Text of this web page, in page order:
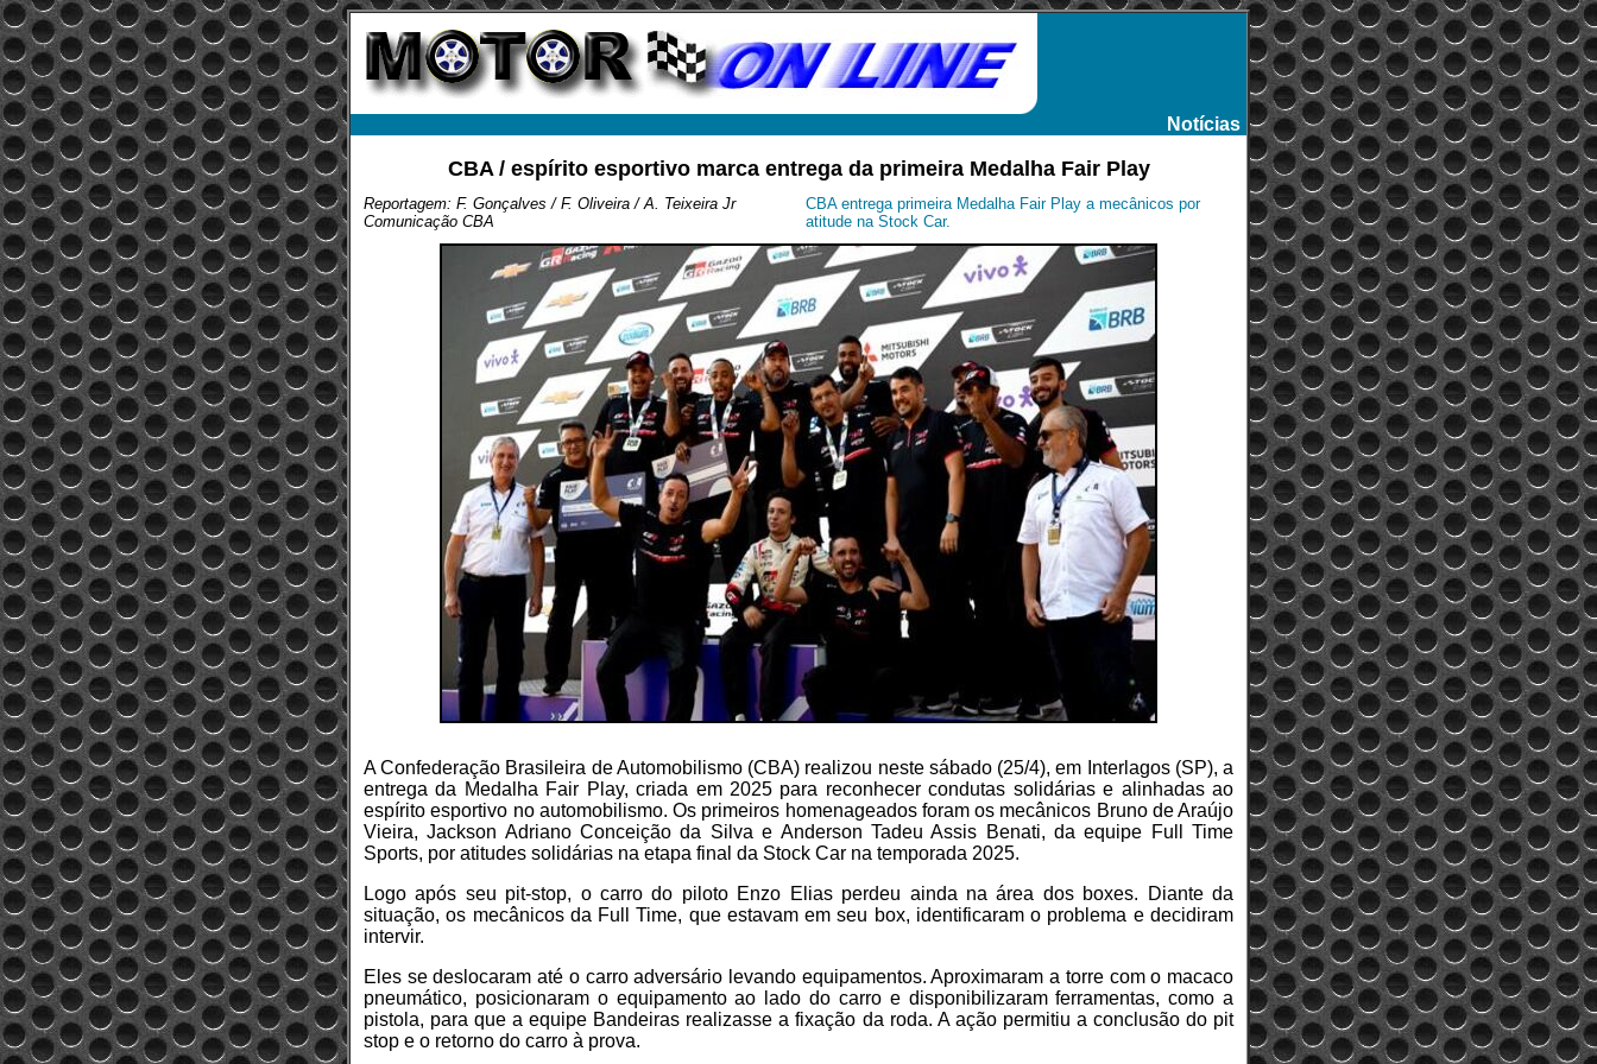
Notícias
CBA / espírito esportivo marca entrega da primeira Medalha Fair Play
Reportagem: F. Gonçalves / F. Oliveira / A. Teixeira Jr
Comunicação CBA
CBA entrega primeira Medalha Fair Play a mecânicos por
atitude na Stock Car.
A Confederação Brasileira de Automobilismo (CBA) realizou neste sábado (25/4), em Interlagos (SP), a
entrega da Medalha Fair Play, criada em 2025 para reconhecer condutas solidárias e alinhadas ao
espírito esportivo no automobilismo. Os primeiros homenageados foram os mecânicos Bruno de Araújo
Vieira, Jackson Adriano Conceição da Silva e Anderson Tadeu Assis Benati, da equipe Full Time
Sports, por atitudes solidárias na etapa final da Stock Car na temporada 2025.
Logo após seu pit-stop, o carro do piloto Enzo Elias perdeu ainda na área dos boxes. Diante da
situação, os mecânicos da Full Time, que estavam em seu box, identificaram o problema e decidiram
intervir.
Eles se deslocaram até o carro adversário levando equipamentos. Aproximaram a torre com o macaco
pneumático, posicionaram o equipamento ao lado do carro e disponibilizaram ferramentas, como a
pistola, para que a equipe Bandeiras realizasse a fixação da roda. A ação permitiu a conclusão do pit
stop e o retorno do carro à prova.